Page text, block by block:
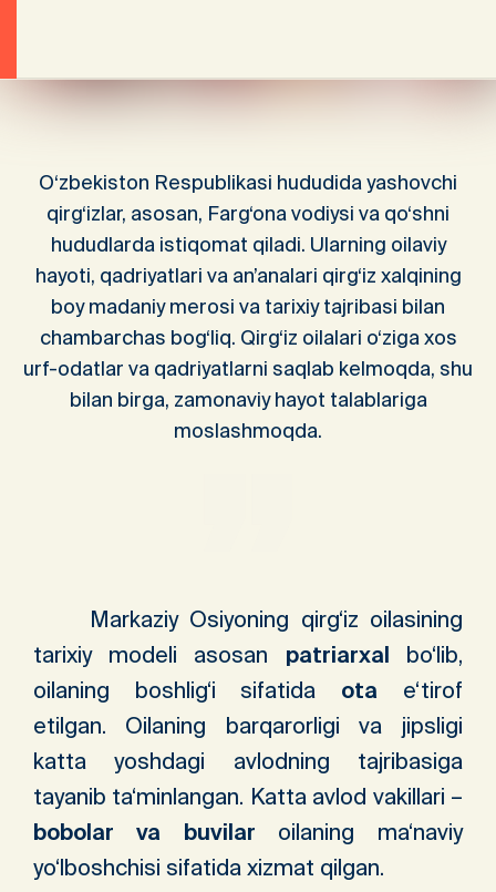
O‘zbekiston Respublikasi hududida yashovchi
qirg‘izlar, asosan, Farg‘ona vodiysi va qo‘shni
hududlarda istiqomat qiladi. Ularning oilaviy
hayoti, qadriyatlari va an’analari qirg‘iz xalqining
boy madaniy merosi va tarixiy tajribasi bilan
chambarchas bog‘liq. Qirg‘iz oilalari o‘ziga xos
urf-odatlar va qadriyatlarni saqlab kelmoqda, shu
bilan birga, zamonaviy hayot talablariga
moslashmoqda.
Markaziy Osiyoning qirg‘iz oilasining
tarixiy modeli asosan patriarxal bo‘lib,
oilaning boshlig‘i sifatida ota e‘tirof
etilgan. Oilaning barqarorligi va jipsligi
katta yoshdagi avlodning tajribasiga
tayanib ta‘minlangan. Katta avlod vakillari –
bobolar va buvilar oilaning ma‘naviy
yo‘lboshchisi sifatida xizmat qilgan.